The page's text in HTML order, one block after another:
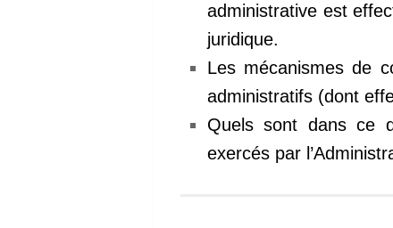
administrative est
juridique.
Les mécanismes de
administratifs (dont
Quels sont dans ce
exercés par